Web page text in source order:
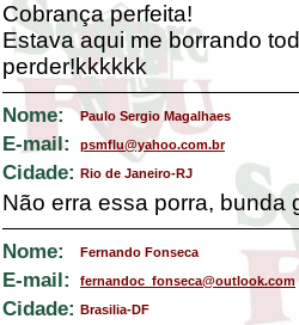
Cobrança perfeita!
Estava aqui me borrando
perder!kkkkkk
Nome: Paulo Sergio Magalhaes
E-mail: psmflu@yahoo.com.br
Cidade: Rio de Janeiro-RJ
Não erra essa porra, bunda
Nome: Fernando Fonseca
E-mail: fernandoc_fonseca@outlook.com
Cidade: Brasilia-DF